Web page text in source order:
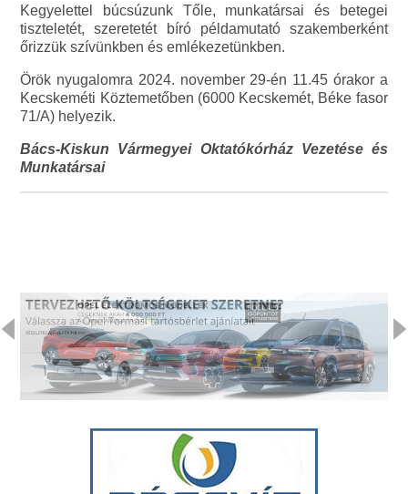
Kegyelettel búcsúzunk Tőle, munkatársai és betegei
tiszteletét, szeretetét bíró példamutató szakemberként
őrizzük szívünkben és emlékezetünkben.
Örök nyugalomra 2024. november 29-én 11.45 órakor a
Kecskeméti Köztemetőben (6000 Kecskemét, Béke fasor
71/A) helyezik.
Bács-Kiskun Vármegyei Oktatókórház Vezetése és
Munkatársai